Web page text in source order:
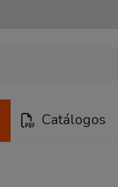
Catálogos